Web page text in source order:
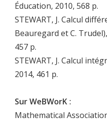
Éducation, 2010, 568 p.
STEWART, J. Calcul
Beauregard et C.
457 p.
STEWART, J. Calcul
2014, 461 p.
Sur WeBWorK :
Mathematical